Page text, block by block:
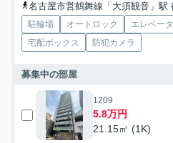
名古屋市営鶴舞線「大須観音」駅
駐輪場 オートロック エレベー
宅配ボックス
防犯カメラ
募集中の部屋
1209
5.8万円
21.15㎡ (1K)